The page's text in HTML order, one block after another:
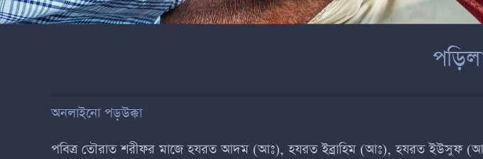
অনলাইনো পড়উক্কা
পবিত্র তৌরাত শরীফর মাজে হযরত আদম (আঃ), হযরত ইব্রাহিম (আঃ), হযরত ইউসুফ